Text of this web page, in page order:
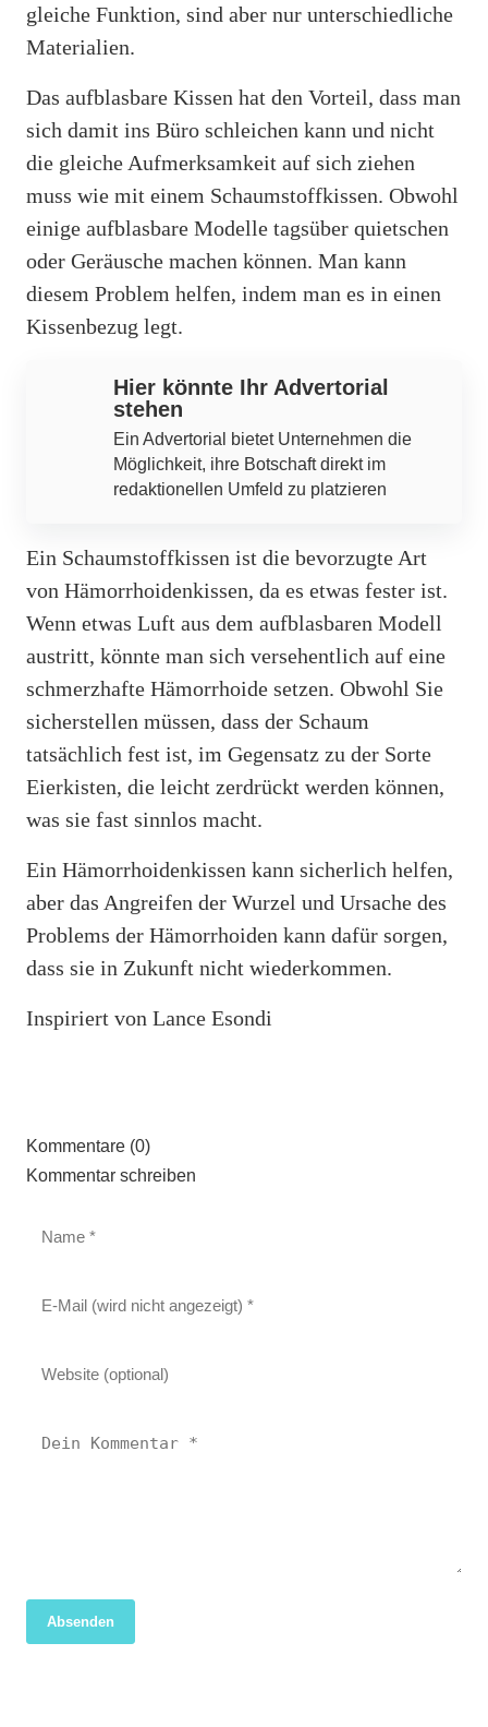
gleiche Funktion, sind aber nur unterschiedliche
Materialien.
Das aufblasbare Kissen hat den Vorteil, dass man
sich damit ins Büro schleichen kann und nicht
die gleiche Aufmerksamkeit auf sich ziehen
muss wie mit einem Schaumstoffkissen. Obwohl
einige aufblasbare Modelle tagsüber quietschen
oder Geräusche machen können. Man kann
diesem Problem helfen, indem man es in einen
Kissenbezug legt.
Hier könnte Ihr Advertorial
stehen
Ein Advertorial bietet Unternehmen die
Möglichkeit, ihre Botschaft direkt im
redaktionellen Umfeld zu platzieren
Ein Schaumstoffkissen ist die bevorzugte Art
von Hämorrhoidenkissen, da es etwas fester ist.
Wenn etwas Luft aus dem aufblasbaren Modell
austritt, könnte man sich versehentlich auf eine
schmerzhafte Hämorrhoide setzen. Obwohl Sie
sicherstellen müssen, dass der Schaum
tatsächlich fest ist, im Gegensatz zu der Sorte
Eierkisten, die leicht zerdrückt werden können,
was sie fast sinnlos macht.
Ein Hämorrhoidenkissen kann sicherlich helfen,
aber das Angreifen der Wurzel und Ursache des
Problems der Hämorrhoiden kann dafür sorgen,
dass sie in Zukunft nicht wiederkommen.
Inspiriert von Lance Esondi
Kommentare (0)
Kommentar schreiben
Absenden